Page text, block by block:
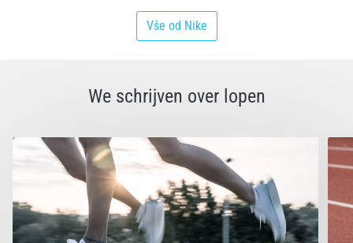
Vše od Nike
We schrijven over lopen